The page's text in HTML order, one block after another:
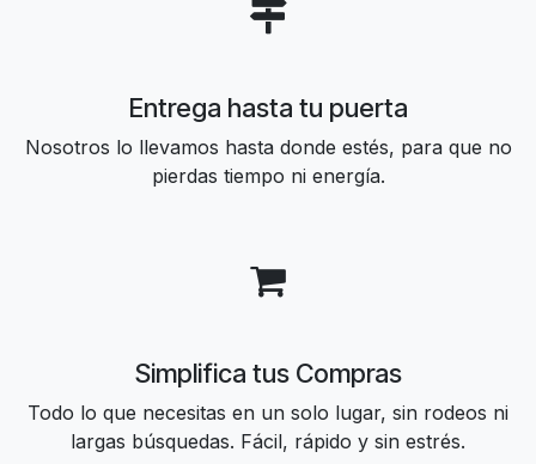
Entrega hasta tu puerta
Nosotros lo llevamos hasta donde estés, para que no
pierdas tiempo ni energía.
Simplifica tus Compras
Todo lo que necesitas en un solo lugar, sin rodeos ni
largas búsquedas. Fácil, rápido y sin estrés.